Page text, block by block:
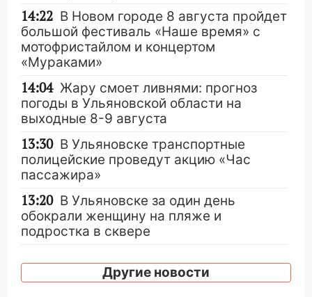
14:22 В Новом городе 8 августа пройдет
большой фестиваль «Наше время» с
мотофристайлом и концертом
«Мураками»
14:04 Жару смоет ливнями: прогноз
погоды в Ульяновской области на
выходные 8-9 августа
13:30 В Ульяновске транспортные
полицейские проведут акцию «Час
пассажира»
13:20 В Ульяновске за один день
обокрали женщину на пляже и
подростка в сквере
выбросил из машины страйкбольную
гранату: его задержали
Другие новости